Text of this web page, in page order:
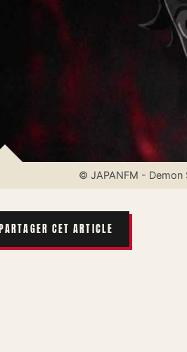
© JAPANFM - Demon
PARTAGER CET ARTICLE